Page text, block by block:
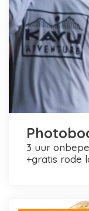
3 uur onbeperkt foto's maken en printen
+gratis rode